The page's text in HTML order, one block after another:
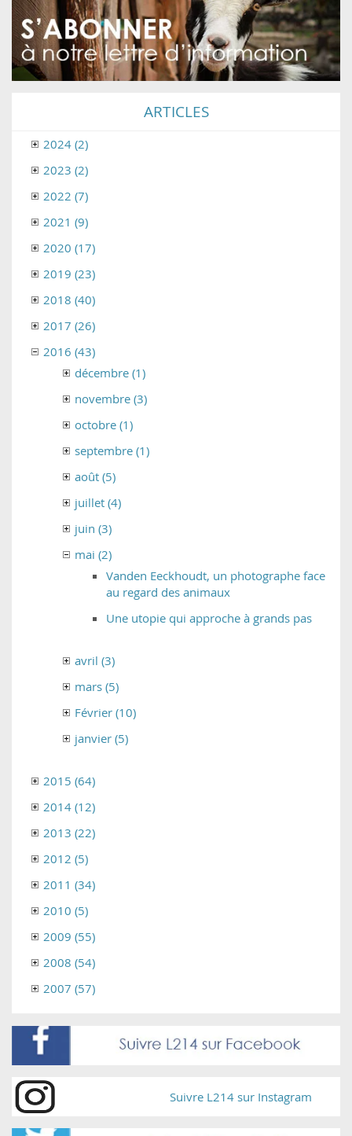
ARTICLES
2024 (2)
2023 (2)
2022 (7)
2021 (9)
2020 (17)
2019 (23)
2018 (40)
2017 (26)
2016 (43)
décembre (1)
novembre (3)
octobre (1)
septembre (1)
août (5)
juillet (4)
juin (3)
mai (2)
Vanden Eeckhoudt, un photographe face
au regard des animaux
Une utopie qui approche à grands pas
avril (3)
mars (5)
Février (10)
janvier (5)
2015 (64)
2014 (12)
2013 (22)
2012 (5)
2011 (34)
2010 (5)
2009 (55)
2008 (54)
2007 (57)
Suivre L214 sur Instagram